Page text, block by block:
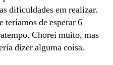
dificuldades em realizar.
teríamos de esperar 6
Chorei muito, mas
dizer alguma coisa.